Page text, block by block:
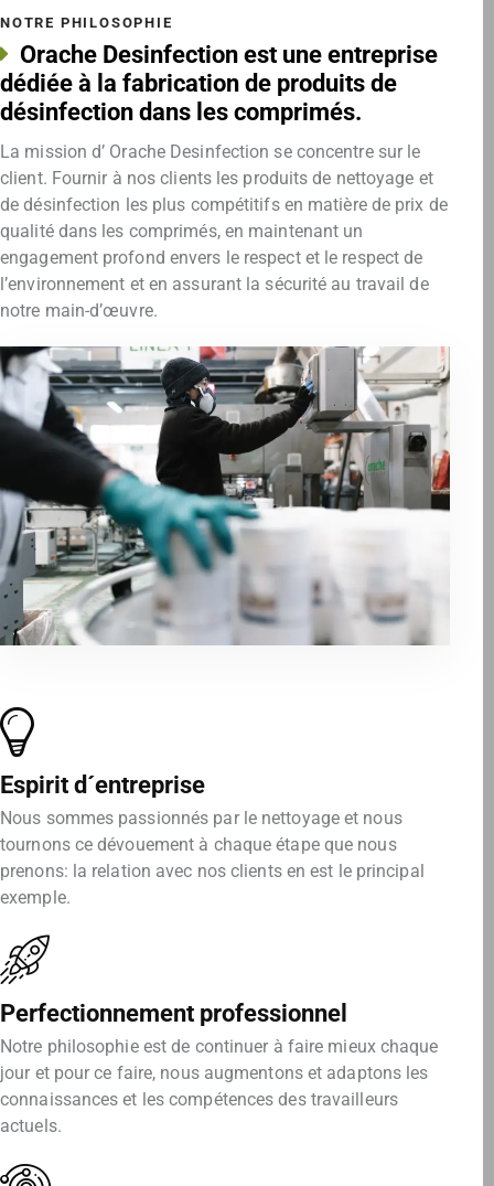
NOTRE PHILOSOPHIE
Orache Desinfection est une entreprise
dédiée à la fabrication de produits de
désinfection dans les comprimés.
La mission d’ Orache Desinfection se concentre sur le
client. Fournir à nos clients les produits de nettoyage et
de désinfection les plus compétitifs en matière de prix de
qualité dans les comprimés, en maintenant un
engagement profond envers le respect et le respect de
l’environnement et en assurant la sécurité au travail de
notre main-d’œuvre.
Espirit d´entreprise
Nous sommes passionnés par le nettoyage et nous
tournons ce dévouement à chaque étape que nous
prenons: la relation avec nos clients en est le principal
exemple.
Perfectionnement professionnel
Notre philosophie est de continuer à faire mieux chaque
jour et pour ce faire, nous augmentons et adaptons les
connaissances et les compétences des travailleurs
actuels.